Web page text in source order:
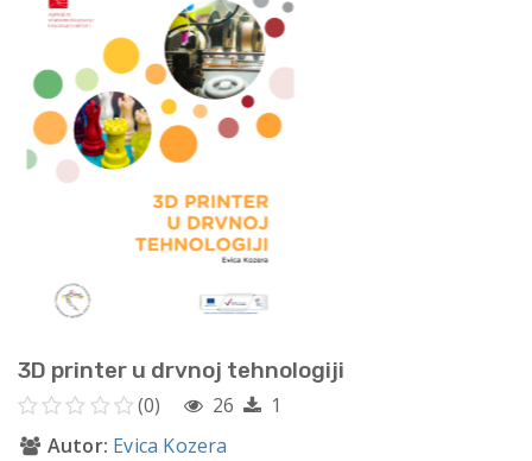
3D printer u drvnoj tehnologiji
(0) 26
1
Autor: Evica Kozera